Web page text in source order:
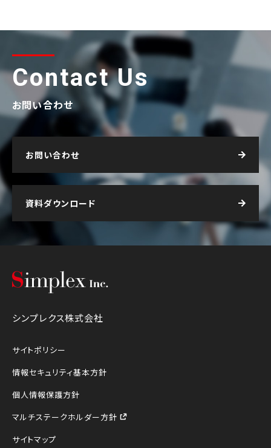
Contact Us
お問い合わせ
お問い合わせ
資料ダウンロード
シンプレクス株式会社
サイトポリシー
情報セキュリティ基本方針
個人情報保護方針
マルチステークホルダー方針
サイトマップ